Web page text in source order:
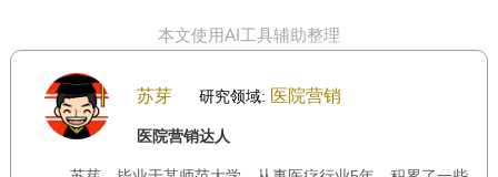
本文使用AI工具辅助整理
苏芽 研究领域: 医院营销
医院营销达人